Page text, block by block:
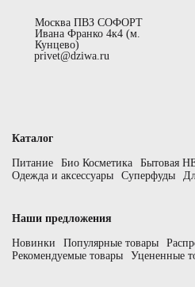
Каталог
Питание Био Косметика Бытовая
Одежда и аксессуары
Суперфуды
Наши предложения
Новинки Популярные товары
Рекомендуемые товары
Уцененные
Москва ПВЗ СОФОРТ
Ивана Франко 4к4 (м.
Кунцево)
privet@dziwa.ru